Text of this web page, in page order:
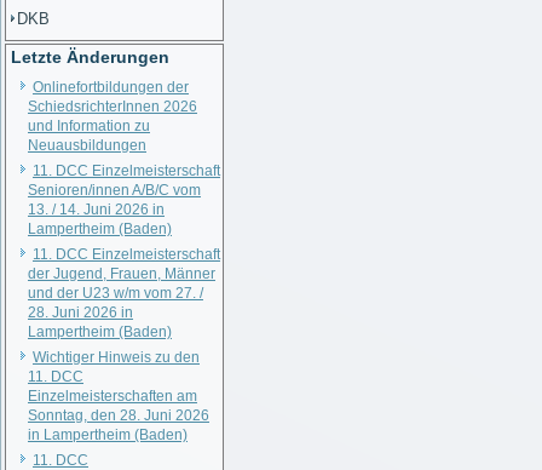
DKB
Letzte Änderungen
Onlinefortbildungen der
SchiedsrichterInnen 2026
und Information zu
Neuausbildungen
11. DCC Einzelmeisterschaft
Senioren/innen A/B/C vom
13. / 14. Juni 2026 in
Lampertheim (Baden)
11. DCC Einzelmeisterschaft
der Jugend, Frauen, Männer
und der U23 w/m vom 27. /
28. Juni 2026 in
Lampertheim (Baden)
Wichtiger Hinweis zu den
11. DCC
Einzelmeisterschaften am
Sonntag, den 28. Juni 2026
in Lampertheim (Baden)
11. DCC